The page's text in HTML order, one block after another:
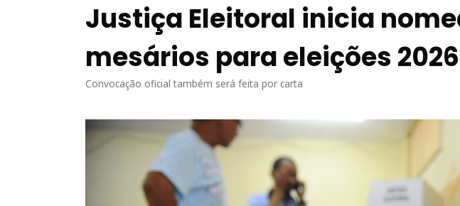
Justiça Eleitoral inicia
mesários para eleições 2026
Convocação oficial também será feita por carta